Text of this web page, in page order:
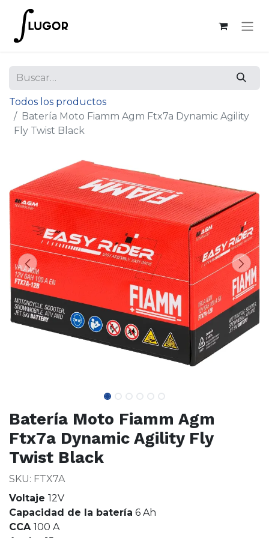
Todos los productos
Batería Moto Fiamm Agm Ftx7a Dynamic Agility
Fly Twist Black
Batería Moto Fiamm Agm
Ftx7a Dynamic Agility Fly
Twist Black
SKU: FTX7A
Voltaje 12V
Capacidad de la batería 6 Ah
CCA 100 A